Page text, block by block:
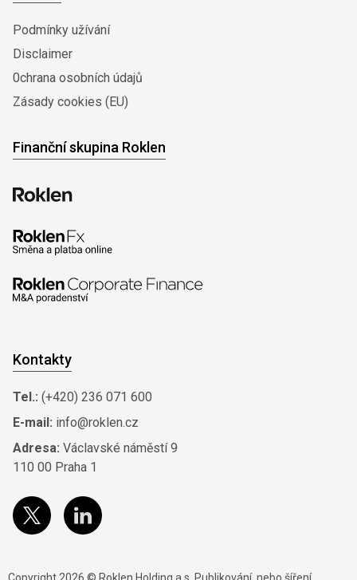
Podmínky užívání
Disclaimer
0chrana osobních údajů
Zásady cookies (EU)
Finanční skupina Roklen
Kontakty
Tel.: (+420) 236 071 600
E-mail: info@roklen.cz
Adresa: Václavské náměstí 9
110 00 Praha 1
Copyright 2026 © Roklen Holding a.s. Publikování, nebo šíření